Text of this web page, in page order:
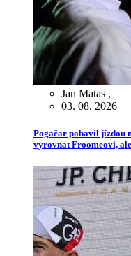
Jan Matas ,
03. 08. 2026
Pogačar pobavil jízdou
vyrovnat Froomeovi,